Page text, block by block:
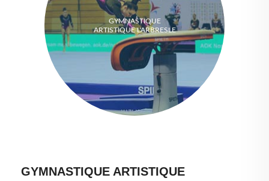
GYMNASTIQUE
ARTISTIQUE L'ARBRESLE
GYMNASTIQUE ARTISTIQUE